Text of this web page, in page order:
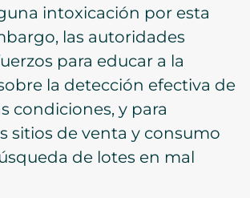
intoxicación por esta
las autoridades
para educar a la
la detección efectiva de
condiciones, y para
sitios de venta y consumo
de lotes en mal